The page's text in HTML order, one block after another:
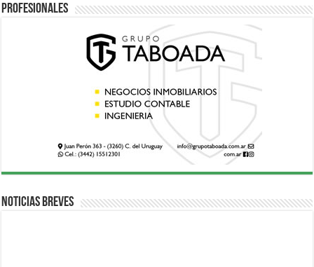
Profesionales
Noticias breves